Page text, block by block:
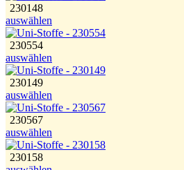
230148
auswählen
230554
auswählen
230149
auswählen
230567
auswählen
230158